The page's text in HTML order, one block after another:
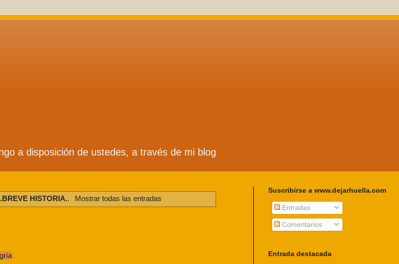
a disposición de ustedes, a través de mi blog
HISTORIA.. Mostrar todas las entradas
Suscribirse a www.dejarhuella.com
Entradas
Comentarios
Entrada destacada